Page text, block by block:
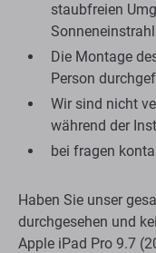
staubfreien
Die Montage
Person
Wir sind nicht
während der
bei fragen
Haben Sie unser
durchgesehen und
Apple iPad Pro 9.7